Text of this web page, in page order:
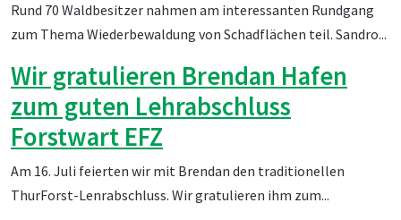
Rund 70 Waldbesitzer nahmen am interessanten Rundgang
zum Thema Wiederbewaldung von Schadflächen teil. Sandro...
Wir gratulieren Brendan Hafen
zum guten Lehrabschluss
Forstwart EFZ
Am 16. Juli feierten wir mit Brendan den traditionellen
ThurForst-Lenrabschluss. Wir gratulieren ihm zum...